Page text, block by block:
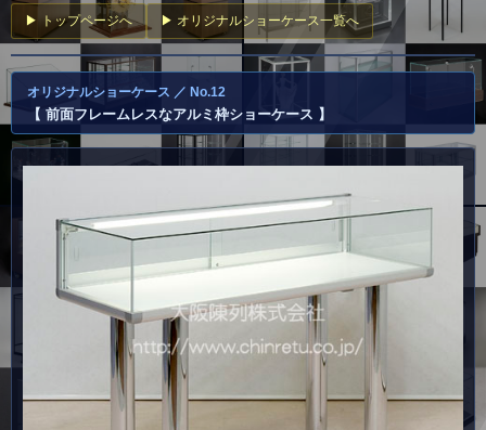
▶ トップページへ ▶ オリジナルショーケース一覧へ
オリジナルショーケース ／ No.12
【 前面フレームレスなアルミ枠ショーケース 】